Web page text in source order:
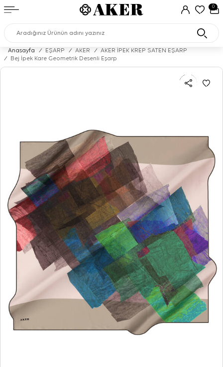
0
Anasayfa / EŞARP / AKER /
AKER İPEK KREP SATEN EŞARP
/
Bej İpek Kare Geometrik Desenli Eşarp